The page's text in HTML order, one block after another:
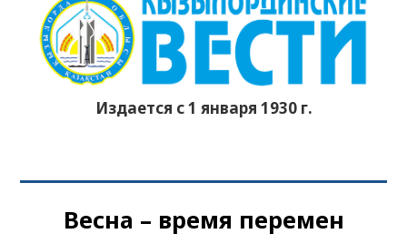
Издается с 1 января 1930 г.
Весна – время перемен